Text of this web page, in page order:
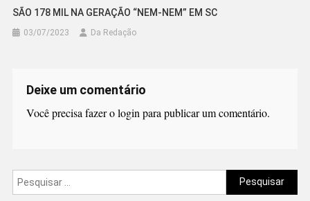
SÃO 178 MIL NA GERAÇÃO “NEM-NEM” EM SC
03/07/2023 Da Redação
Deixe um comentário
Você precisa fazer ologin para publicar um comentário.
Pesquisar
por: